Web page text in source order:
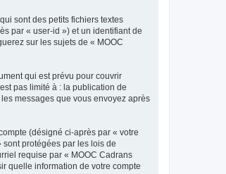
sont des petits fichiers textes
par « user-id ») et un identifiant de
sur les sujets de « MOOC
qui est prévu pour couvrir
pas limité à : la publication de
messages que vous envoyez après
(désigné ci-après par « votre
protégées par les lois de
requise par « MOOC Cadrans
quelle information de votre compte